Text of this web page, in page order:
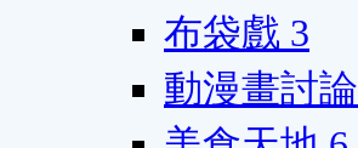
布袋戲 3
動漫畫討論